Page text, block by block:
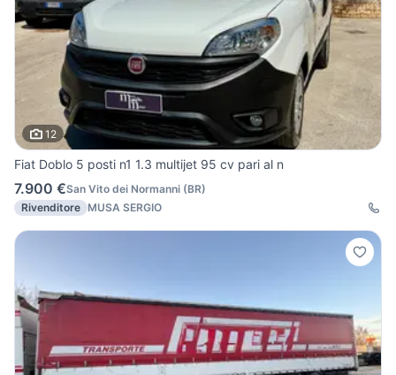
12
Fiat Doblo 5 posti n1 1.3 multijet 95 cv pari al n
7.900 €San Vito dei Normanni (BR)
Rivenditore MUSA SERGIO